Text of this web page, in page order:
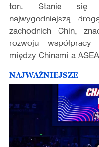
ton. Stanie się
najwygodniejszą
zachodnich Chin,
rozwoju
między Chinami a
NAJWAŻNIEJSZE